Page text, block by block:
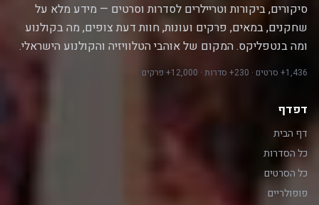
סיקורים, ביקורות וטריילרים לסדרות וסרטים — מידע מלא על
שחקנים, במאים, פרקים ועונות, חוות דעת צופים, מה בקולנוע
ומה בנטפליקס. המקום של אוהבי הטלוויזיה והקולנוע הישראלי.
1,436+ סרטים · 230+ סדרות · 12,000+ פרקים
דפדף
דף הבית
כל הסדרות
כל הסרטים
פופולריים